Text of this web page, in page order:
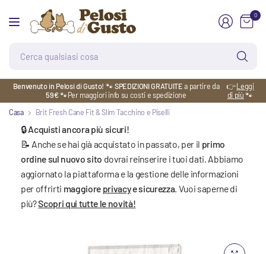
0
Benvenuto in Pelosi di Gusto! 🐾SPEDIZIONI GRATUITEa partire da
59€🐾Per maggiori info su costi e spedizione
👉Leggi
di più🐾
Casa
Brit Fresh Cane Fit & Slim Tacchino e Piselli
🔒 Acquisti ancora più sicuri!
📝 Anche se hai già acquistato in passato, per il primo
ordine sul nuovo sito dovrai reinserire i tuoi dati. Abbiamo
aggiornato la piattaforma e la gestione delle informazioni
per offrirti maggiore privacye sicurezza. Vuoi saperne di
più?Scopri qui tutte le novità!